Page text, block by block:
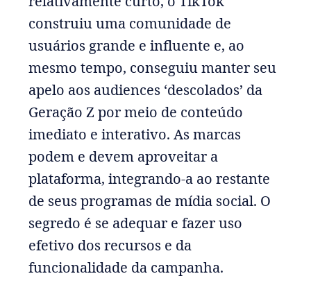
construiu uma comunidade de
usuários grande e influente e, ao
mesmo tempo, conseguiu manter seu
apelo aos audiences ‘descolados’ da
Geração Z por meio de conteúdo
imediato e interativo. As marcas
podem e devem aproveitar a
plataforma, integrando-a ao restante
de seus programas de mídia social. O
segredo é se adequar e fazer uso
efetivo dos recursos e da
funcionalidade da campanha.